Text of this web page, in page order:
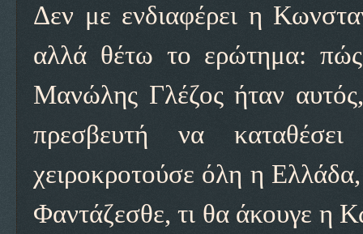
Δεν με ενδιαφέρει η
αλλά θέτω το ερώτημα:
Μανώλης Γλέζος ήταν
πρεσβευτή να
χειροκροτούσε όλη η
Φαντάζεσθε, τι θα άκουγε η